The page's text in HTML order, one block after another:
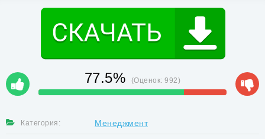
77.5% (Оценок:992)
Категория: Менеджмент